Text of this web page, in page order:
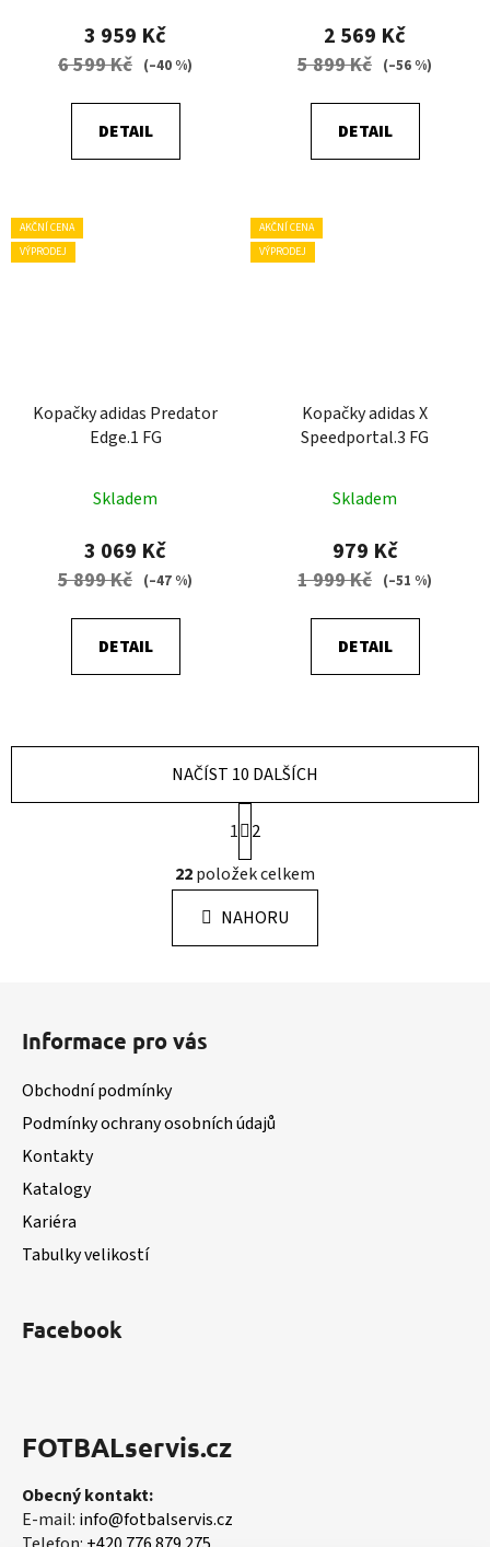
3 959 Kč
6 599 Kč (–40 %)
DETAIL
2 569 Kč
5 899 Kč (–56 %)
DETAIL
AKČNÍ CENA
VÝPRODEJ
Kopačky adidas Predator
Edge.1 FG
Skladem
3 069 Kč
5 899 Kč (–47 %)
DETAIL
AKČNÍ CENA
VÝPRODEJ
Kopačky adidas X
Speedportal.3 FG
Skladem
979 Kč
1 999 Kč (–51 %)
DETAIL
O
v
l
á
d
k
NAČÍST 10 DALŠÍCH
S
t
r
á
n
k
1
2
22položek celkem
NAHORU
Informace pro vás
Obchodní podmínky
Podmínky ochrany osobních údajů
Kontakty
Katalogy
Kariéra
Tabulky velikostí
Facebook
FOTBALservis.cz
Obecný kontakt:
E-mail: info@fotbalservis.cz